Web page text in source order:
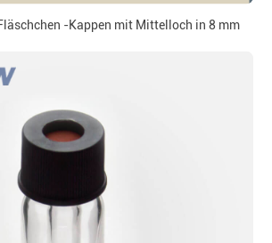
-Kappen mit Mittelloch in 8 mm